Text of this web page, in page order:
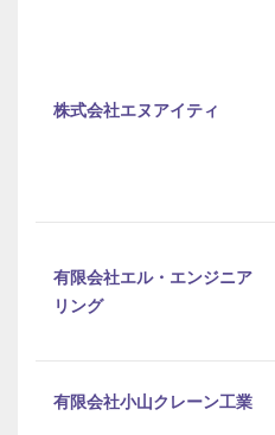
株式会社エヌアイティ
有限会社エル・エンジニア
リング
有限会社小山クレーン工業